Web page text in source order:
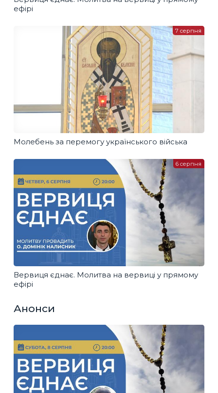
ефірі
Молебень за перемогу українського війська
7 серпня
Вервиця єднає. Молитва на вервиці у прямому
ефірі
6 серпня
Анонси